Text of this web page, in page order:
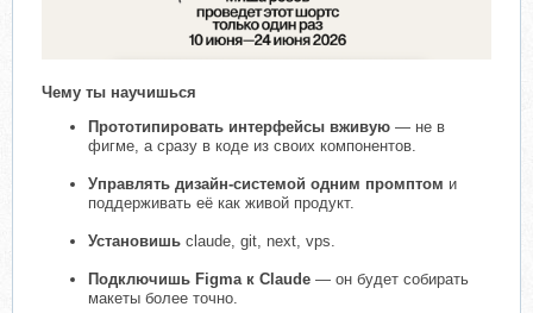
Чему ты научишься
Прототипировать интерфейсы вживую — не в
фигме, а сразу в коде из своих компонентов.
Управлять дизайн-системой одним промптом и
поддерживать её как живой продукт.
Установишь claude, git, next, vps.
Подключишь Figma к Claude — он будет собирать
макеты более точно.